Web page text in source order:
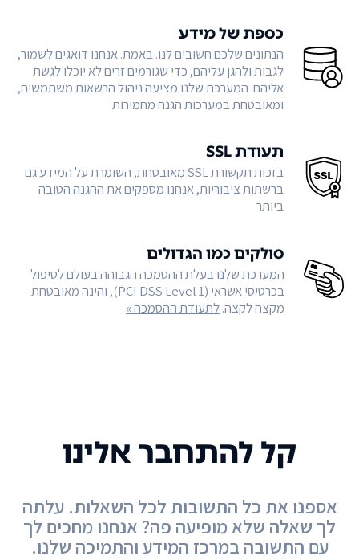
כספת של מידע
הנתונים שלכם חשובים לנו. באמת. אנחנו דואגים לשמור,
לגבות ולהגן עליהם, כדי שגורמים זרים לא יוכלו לגשת
אליהם. המערכת שלנו מציעה ניהול הרשאות משתמשים,
ומאובטחת במערכות הגנה מחמירות
תעודת SSL
בזכות תקשורת SSL מאובטחת, השומרת על המידע גם
ברשתות ציבוריות, אנחנו מספקים את ההגנה הטובה
ביותר
סולקים כמו הגדולים
המערכת שלנו בעלת ההסמכה הגבוהה בעולם לטיפול
בכרטיסי אשראי (PCI DSS Level 1), והינה מאובטחת
מקצה לקצה.לתעודת ההסמכה »
קל להתחבר אלינו
אספנו את כל התשובות לכל השאלות. עלתה
לך שאלה שלא מופיעה פה? אנחנו מחכים לך
עם התשובה במרכז המידע והתמיכה שלנו.